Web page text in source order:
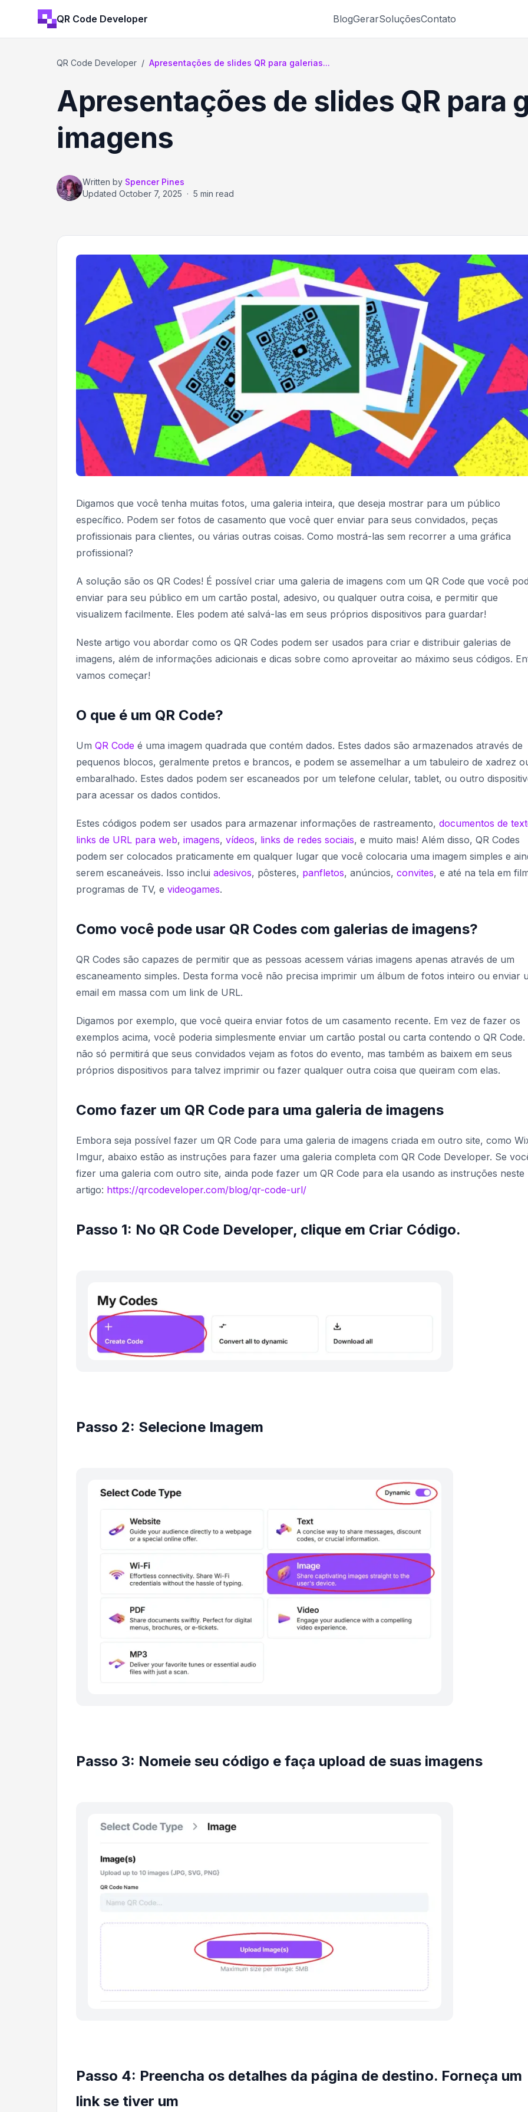
QR Code Developer BlogGerarSoluçõesContato
QR Code Developer / Apresentações de slides QR para galerias...
Apresentações de slides QR para
imagens
Written by Spencer Pines
Updated October 7, 2025 · 5 min read
Digamos que você tenha muitas fotos, uma galeria inteira, que deseja mostrar para um público
específico. Podem ser fotos de casamento que você quer enviar para seus convidados, peças
profissionais para clientes, ou várias outras coisas. Como mostrá-las sem recorrer a uma gráfica
profissional?
A solução são os QR Codes! É possível criar uma galeria de imagens com um QR Code que você
enviar para seu público em um cartão postal, adesivo, ou qualquer outra coisa, e permitir que
visualizem facilmente. Eles podem até salvá-las em seus próprios dispositivos para guardar!
Neste artigo vou abordar como os QR Codes podem ser usados para criar e distribuir galerias de
imagens, além de informações adicionais e dicas sobre como aproveitar ao máximo seus códigos.
vamos começar!
O que é um QR Code?
Um QR Code é uma imagem quadrada que contém dados. Estes dados são armazenados através de
pequenos blocos, geralmente pretos e brancos, e podem se assemelhar a um tabuleiro de xadrez
embaralhado. Estes dados podem ser escaneados por um telefone celular, tablet, ou outro
para acessar os dados contidos.
Estes códigos podem ser usados para armazenar informações de rastreamento, documentos de
links de URL para web, imagens, vídeos, links de redes sociais, e muito mais! Além disso, QR Codes
podem ser colocados praticamente em qualquer lugar que você colocaria uma imagem simples e
serem escaneáveis. Isso inclui adesivos, pôsteres, panfletos, anúncios, convites, e até na tela em
programas de TV, e videogames.
Como você pode usar QR Codes com galerias de imagens?
QR Codes são capazes de permitir que as pessoas acessem várias imagens apenas através de um
escaneamento simples. Desta forma você não precisa imprimir um álbum de fotos inteiro ou enviar
email em massa com um link de URL.
Digamos por exemplo, que você queira enviar fotos de um casamento recente. Em vez de fazer os
exemplos acima, você poderia simplesmente enviar um cartão postal ou carta contendo o QR Code.
não só permitirá que seus convidados vejam as fotos do evento, mas também as baixem em seus
próprios dispositivos para talvez imprimir ou fazer qualquer outra coisa que queiram com elas.
Como fazer um QR Code para uma galeria de imagens
Embora seja possível fazer um QR Code para uma galeria de imagens criada em outro site, como
Imgur, abaixo estão as instruções para fazer uma galeria completa com QR Code Developer. Se
fizer uma galeria com outro site, ainda pode fazer um QR Code para ela usando as instruções neste
artigo: https://qrcodeveloper.com/blog/qr-code-url/
Passo 1: No QR Code Developer, clique em Criar Código.
Passo 2: Selecione Imagem
Passo 3: Nomeie seu código e faça upload de suas imagens
Passo 4: Preencha os detalhes da página de destino. Forneça um
link se tiver um